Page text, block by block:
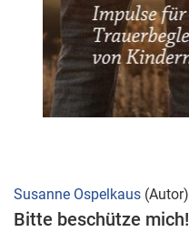
Susanne Ospelkaus (Autor)
Bitte beschütze mich!